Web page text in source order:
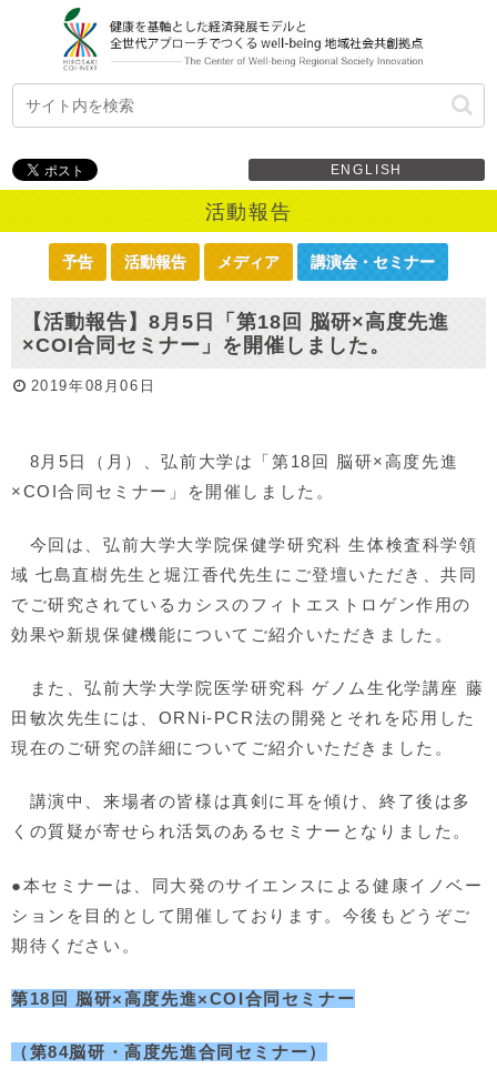
ENGLISH
活動報告
予告 活動報告 メディア 講演会・セミナー
【活動報告】8月5日「第18回 脳研×高度先進
×COI合同セミナー」を開催しました。
2019年08月06日
8月5日（月）、弘前大学は「第18回 脳研×高度先進
×COI合同セミナー」を開催しました。
今回は、弘前大学大学院保健学研究科 生体検査科学領
域 七島直樹先生と堀江香代先生にご登壇いただき、共同
でご研究されているカシスのフィトエストロゲン作用の
効果や新規保健機能についてご紹介いただきました。
また、弘前大学大学院医学研究科 ゲノム生化学講座 藤
田敏次先生には、ORNi-PCR法の開発とそれを応用した
現在のご研究の詳細についてご紹介いただきました。
講演中、来場者の皆様は真剣に耳を傾け、終了後は多
くの質疑が寄せられ活気のあるセミナーとなりました。
●本セミナーは、同大発のサイエンスによる健康イノベー
ションを目的として開催しております。今後もどうぞご
期待ください。
第18回 脳研×高度先進×COI合同セミナー
（第84脳研・高度先進合同セミナー）